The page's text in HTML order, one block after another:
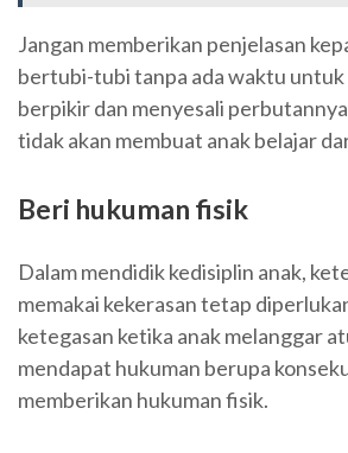
Jangan memberikan penjelasan
bertubi-tubi tanpa ada waktu
berpikir dan menyesali
tidak akan membuat anak belajar
Beri hukuman fisik
Dalam mendidik kedisiplin anak,
memakai kekerasan tetap
ketegasan ketika anak melanggar
mendapat hukuman berupa
memberikan hukuman fisik.